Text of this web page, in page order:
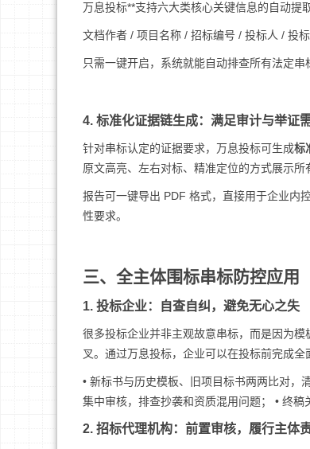
万息投标**支持六大类核心关键信息的自动提
文档作者 / 项目名称 / 招标编号 / 投标人 / 投
只需一键开启，系统就能自动排查所有法定
4. 标准化证据链生成：满足审计与举证
针对串标认定的证据要求，万息投标可生成标
原文高亮、左右对标、精准定位的方式展示所
报告可一键导出 PDF 格式，直接用于企业内
性要求。
三、全主体围标串标防控应用
1. 投标企业：自查自纠，避免无心之失
很多投标企业并非主观故意串标，而是因为
叉。通过万息投标，企业可以在投标前完成全
• 新标书与历史模板、旧项目标书两两比对，
集中审核，排查抄袭和资质混用问题； • 终稿
2. 招标代理机构：前置审核，履行主体